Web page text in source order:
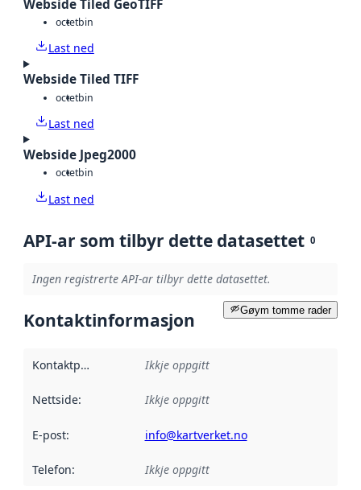
Webside Tiled GeoTIFF
octetbin
Last ned
Webside Tiled TIFF
octetbin
Last ned
Webside Jpeg2000
octetbin
Last ned
API-ar som tilbyr dette datasettet 0
Ingen registrerte API-ar tilbyr dette datasettet.
Gøym tomme rader
Kontaktinformasjon
Kontaktpunkt Ikkje oppgitt
Nettside: Ikkje oppgitt
E-post: info@kartverket.no
Telefon: Ikkje oppgitt